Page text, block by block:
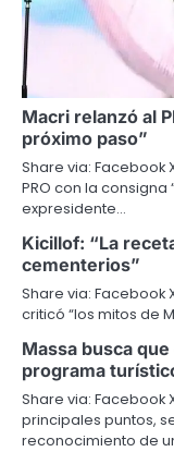
Macri relanzó al
próximo paso”
Share via: Facebook
PRO con la consigna
expresidente…
Kicillof: “La
cementerios”
Share via: Facebook
criticó “los mitos de
Massa busca
programa
Share via: Facebook
principales puntos,
reconocimiento de